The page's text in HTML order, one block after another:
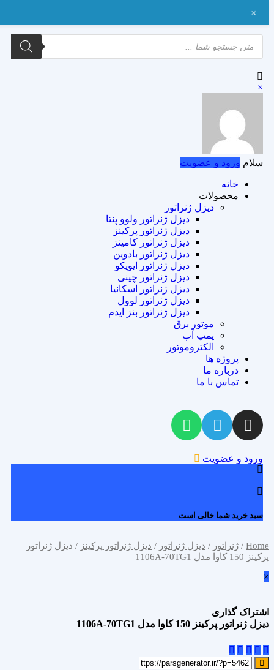
×
سلام ورود و عضویت
خانه
محصولات
دیزل ژنراتور
دیزل ژنراتور ولوو پنتا
دیزل ژنراتور پرکینز
دیزل ژنراتور کامینز
دیزل ژنراتور بادوین
دیزل ژنراتور ایویکو
دیزل ژنراتور چینی
دیزل ژنراتور اسکانیا
دیزل ژنراتور لوول
دیزل ژنراتور بنز ایدم
موتور برق
پمپ آب
الکتروموتور
پروژه ها
درباره ما
تماس با ما
ورود و عضویت
سبد خرید شما خالی است
Home
/ ژنراتور / دیزل ژنراتور / دیزل ژنراتور پرکینز / دیزل ژنراتور
پرکینز 150 کاوا مدل 1106A-70TG1
×
اشتراک گذاری
دیزل ژنراتور پرکینز 150 کاوا مدل 1106A-70TG1
+